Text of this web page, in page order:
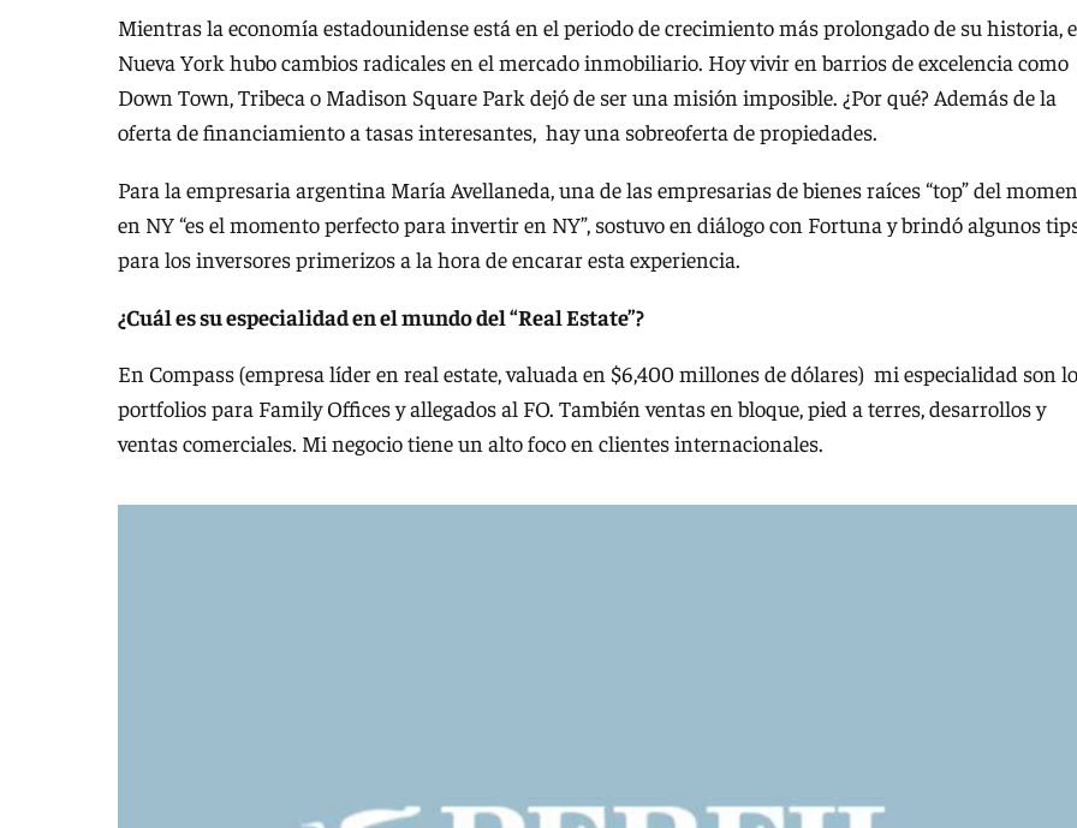
Mientras la economía estadounidense está en el periodo de crecimiento más prolongado de su historia,
Nueva York hubo cambios radicales en el mercado inmobiliario. Hoy vivir en barrios de excelencia como
Down Town, Tribeca o Madison Square Park dejó de ser una misión imposible. ¿Por qué? Además de la
oferta de financiamiento a tasas interesantes, hay una sobreoferta de propiedades.
Para la empresaria argentina María Avellaneda, una de las empresarias de bienes raíces “top” del
en NY “es el momento perfecto para invertir en NY”, sostuvo en diálogo con Fortuna y brindó algunos
para los inversores primerizos a la hora de encarar esta experiencia.
¿Cuál es su especialidad en el mundo del “Real Estate”?
En Compass (empresa líder en real estate, valuada en $6,400 millones de dólares) mi especialidad son
portfolios para Family Offices y allegados al FO. También ventas en bloque, pied a terres, desarrollos y
ventas comerciales. Mi negocio tiene un alto foco en clientes internacionales.